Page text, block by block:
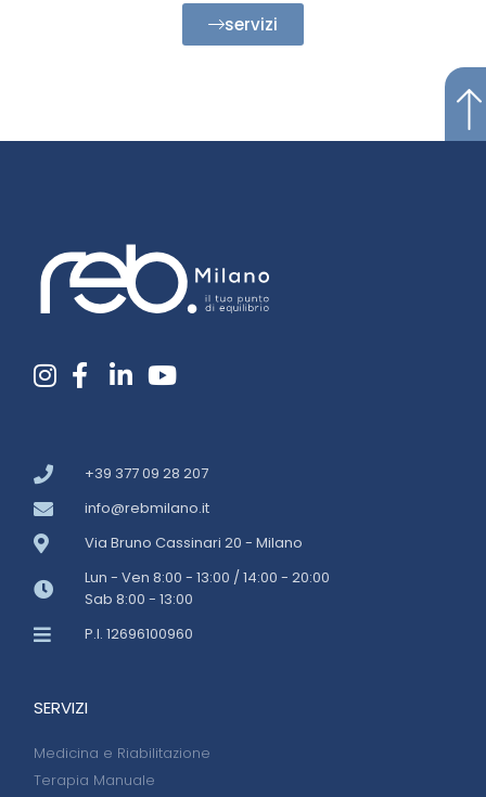
servizi
+39 377 09 28 207
info@rebmilano.it
Via Bruno Cassinari 20 - Milano
Lun - Ven 8:00 - 13:00 / 14:00 - 20:00
Sab 8:00 - 13:00
P.I. 12696100960
SERVIZI
Medicina e Riabilitazione
Terapia Manuale